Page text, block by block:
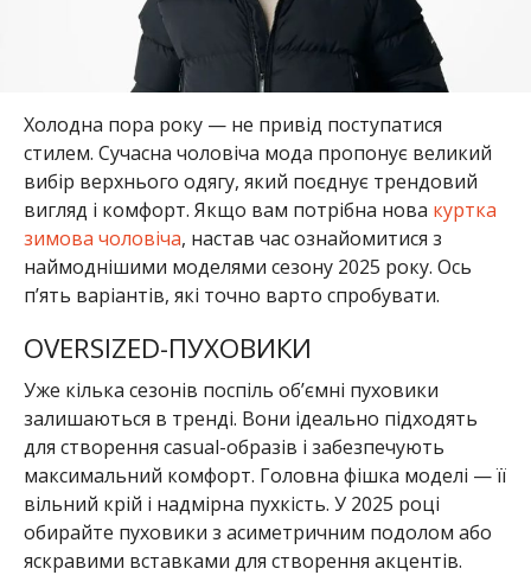
Холодна пора року — не привід поступатися
стилем. Сучасна чоловіча мода пропонує великий
вибір верхнього одягу, який поєднує трендовий
вигляд і комфорт. Якщо вам потрібна нова куртка
зимова чоловіча, настав час ознайомитися з
наймоднішими моделями сезону 2025 року. Ось
п’ять варіантів, які точно варто спробувати.
OVERSIZED-ПУХОВИКИ
Уже кілька сезонів поспіль об’ємні пуховики
залишаються в тренді. Вони ідеально підходять
для створення casual-образів і забезпечують
максимальний комфорт. Головна фішка моделі — її
вільний крій і надмірна пухкість. У 2025 році
обирайте пуховики з асиметричним подолом або
яскравими вставками для створення акцентів.